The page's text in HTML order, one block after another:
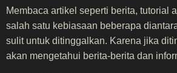
Membaca artikel seperti berita, tutorial
salah satu kebiasaan beberapa
sulit untuk ditinggalkan. Karena jika
akan mengetahui berita-berita dan